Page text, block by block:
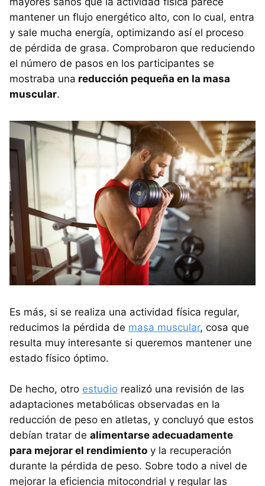
mantener un flujo energético alto, con lo cual, entra
y sale mucha energía, optimizando así el proceso
de pérdida de grasa. Comprobaron que reduciendo
el número de pasos en los participantes se
mostraba una reducción pequeña en la masa
muscular.
Es más, si se realiza una actividad física regular,
reducimos la pérdida de masa muscular, cosa que
resulta muy interesante si queremos mantener une
estado físico óptimo.
De hecho, otro estudio realizó una revisión de las
adaptaciones metabólicas observadas en la
reducción de peso en atletas, y concluyó que estos
debían tratar de alimentarse adecuadamente
para mejorar el rendimiento y la recuperación
durante la pérdida de peso. Sobre todo a nivel de
mejorar la eficiencia mitocondrial y regular las